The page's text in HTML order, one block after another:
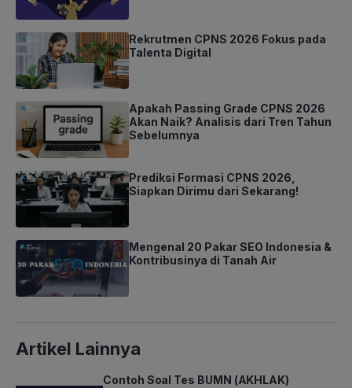
Rekrutmen CPNS 2026 Fokus pada
Talenta Digital
Apakah Passing Grade CPNS 2026
Akan Naik? Analisis dari Tren Tahun
Sebelumnya
Prediksi Formasi CPNS 2026,
Siapkan Dirimu dari Sekarang!
Mengenal 20 Pakar SEO Indonesia &
Kontribusinya di Tanah Air
Artikel Lainnya
Contoh Soal Tes BUMN (AKHLAK)